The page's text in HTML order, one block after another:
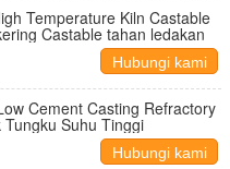
Temperature Kiln Castable
Castable tahan ledakan
Hubungi kami
Cement Casting Refractory
Suhu Tinggi
Hubungi kami